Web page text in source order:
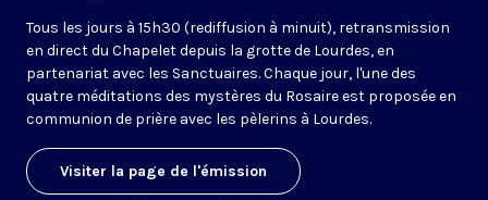
Tous les jours à 15h30 (rediffusion à minuit), retransmission
en direct du Chapelet depuis la grotte de Lourdes, en
partenariat avec les Sanctuaires. Chaque jour, l'une des
quatre méditations des mystères du Rosaire est proposée en
communion de prière avec les pèlerins à Lourdes.
Visiter la page de l'émission